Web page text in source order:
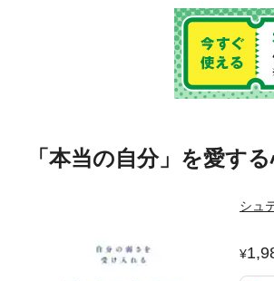
「本当の自分」を愛す
シュ